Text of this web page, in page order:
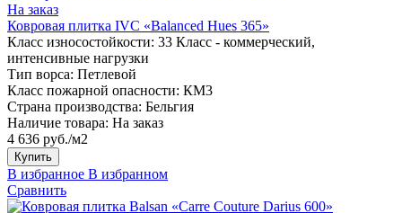
На заказ
Ковровая плитка IVC «Balanced Hues 365»
Класс износостойкости: 33 Класс - коммерческий,
интенсивные нагрузки
Тип ворса: Петлевой
Класс пожарной опасности: КМ3
Страна производства: Бельгия
Наличие товара: На заказ
4 636 руб./м2
Купить
В избранное В избранном
Сравнить